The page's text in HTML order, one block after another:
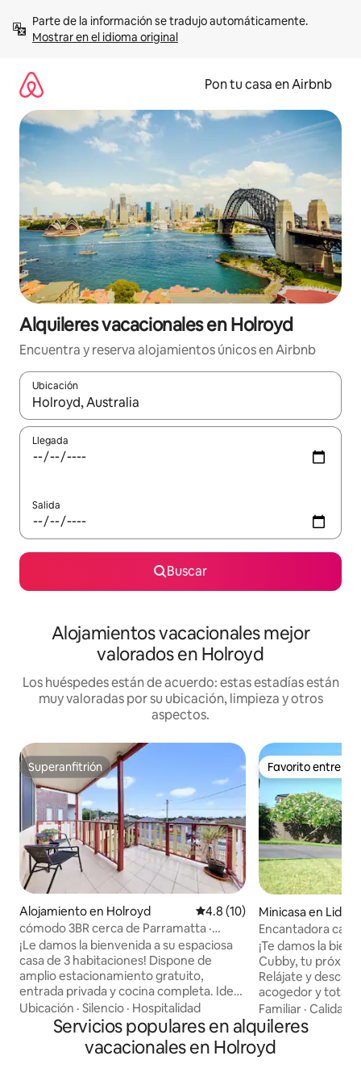
contenidoMostrar en el idioma original
Pon tu casa en Airbnb
Alquileres vacacionales en Holroyd
Encuentra y reserva alojamientos únicos en Airbnb
Ubicación
Cuando los resultados estén disponibles, navega con las
Llegada
Salida
Buscar
Alojamientos vacacionales mejor
valorados en Holroyd
Los huéspedes están de acuerdo: estas estadías están
muy valoradas por su ubicación, limpieza y otros
aspectos.
Superanfitrión
Superanfitrión
Alojamiento en Holroyd Calificación promedio: 4.8 de
4.8 (10)
cómodo 3BR cerca de Parramatta ·
Estacionamiento · Aire acondicionado
¡Le damos la bienvenida a su espaciosa
casa de 3 habitaciones! Dispone de
amplio estacionamiento gratuito,
entrada privada y cocina completa. Ideal
para empresas, familias y viajeros • ✈️
30 min en auto: al Aeropuerto de Sídney
y al distrito central de negocios de
Sídney. • 🚗 5 min en auto: al centro de
Ubicación · Silencio · Hospitalidad
Favorito entre
Favorito entre
Minicasa en
Encantadora
¡Te damos la
Cubby, tu
Relájate y
acogedor y
apartamento de la
privado ofrece: 1
de matrimonio
descanso. 1 baño
Familiar ·Calidad-
Servicios populares en alquileres
vacacionales en Holroyd